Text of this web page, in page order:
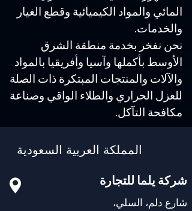
المائي والمواد الكيميائية وقطع الغيار
والخدمات.
نحن نفخر بخدمة منطقة الشرق
الأوسط بأكملها وآسيا وأفريقيا بالمواد
والآلات والمنتجات المبتكرة ذات الصلة
للعزل الحراري والطلاء الواقي وصناعة
مكافحة التآكل.
المملكة العربية السعودية
شركة يلما للتجارة
شارع دلم، السلي،